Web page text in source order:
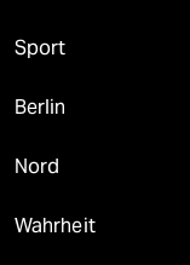
Sport
Berlin
Nord
Wahrheit